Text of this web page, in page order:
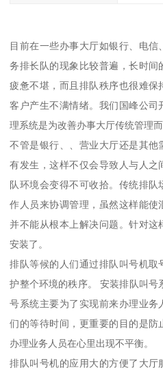
目前在一些办事大厅如银行、电
务排长队的现象比较普遍，长时间
疲惫不堪，而且排队秩序也很难
客户产生不满情绪。我们国峰公
理系统是为改善办事大厅传统管理而
不管是银行、、营业大厅还是其他
有发生，这样不仅会导致人与人
队环境会变得不可收拾。传统排
作人员来协调管理，虽然这样能
并不能从根本上解决问题。针对
安装了。
排队等候的人们通过排队叫号机
护整个环境的秩序。 安装排队叫号
号系统主要为了实现前来办理业务
们的等待时间，更重要的目的是
办理业务人员在心里出现不平衡。
排队叫号机的应用大的方便了大